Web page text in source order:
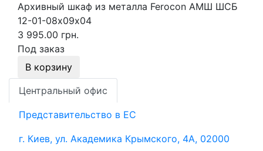
Архивный шкаф из металла Ferocon АМШ ШСБ
12-01-08х09х04
3 995.00 грн.
Под заказ
В корзину
Центральный офис
Представительство в ЕС
г. Киев, ул. Академика Крымского, 4А, 02000